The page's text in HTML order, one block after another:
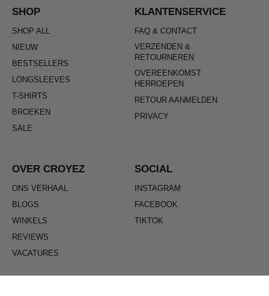
SHOP
SHOP ALL
NIEUW
BESTSELLERS
LONGSLEEVES
T-SHIRTS
BROEKEN
SALE
KLANTENSERVICE
FAQ & CONTACT
VERZENDEN &
RETOURNEREN
OVEREENKOMST
HERROEPEN
RETOUR AANMELDEN
PRIVACY
OVER CROYEZ
ONS VERHAAL
BLOGS
WINKELS
REVIEWS
VACATURES
SOCIAL
INSTAGRAM
FACEBOOK
TIKTOK